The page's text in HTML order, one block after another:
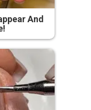
And